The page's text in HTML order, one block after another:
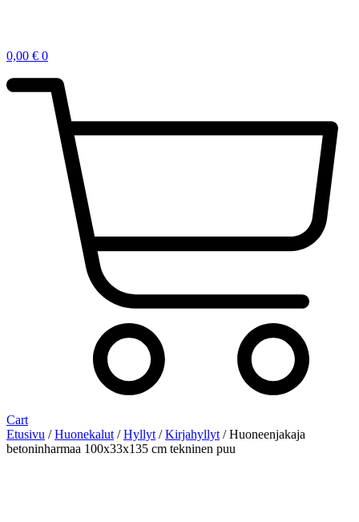
0,00 € 0
Cart
Etusivu /Huonekalut /Hyllyt /Kirjahyllyt / Huoneenjakaja
betoninharmaa 100x33x135 cm tekninen puu